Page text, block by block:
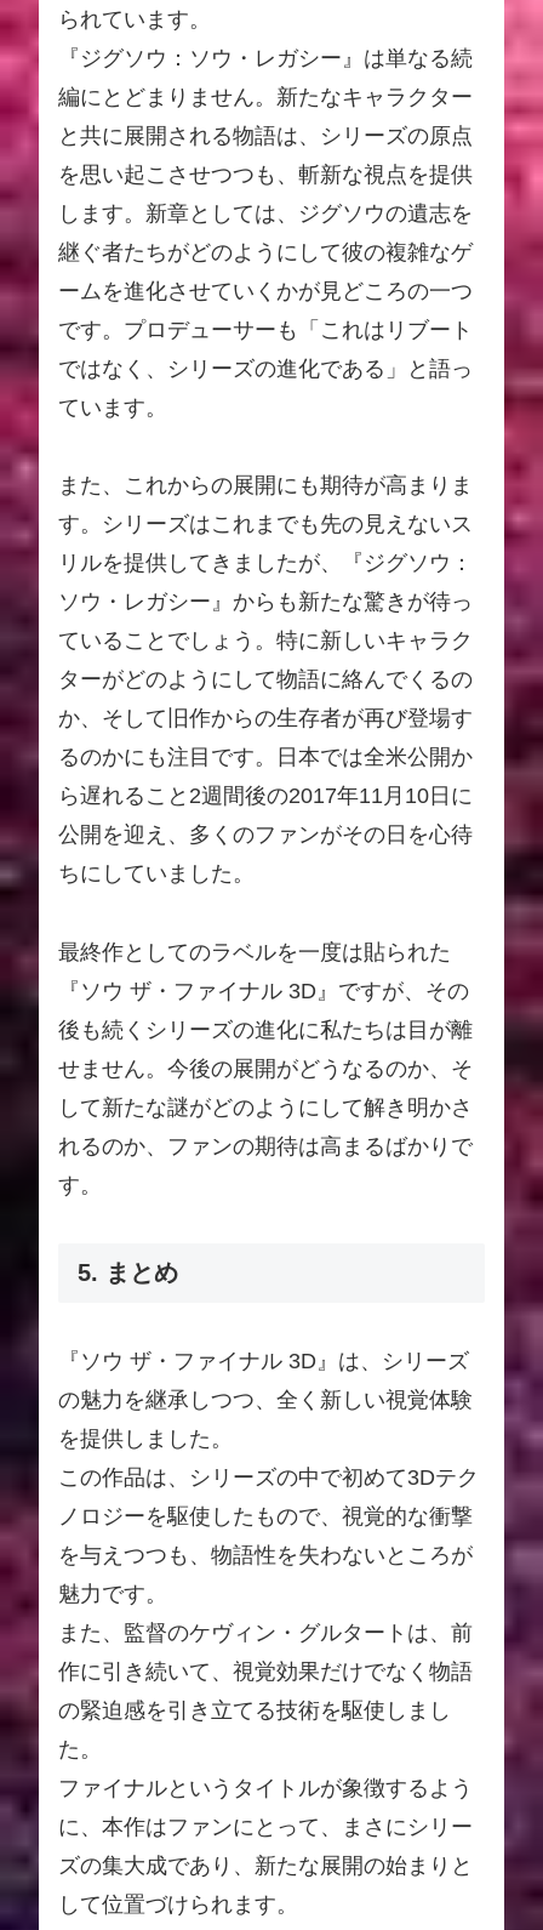
られています。
『ジグソウ：ソウ・レガシー』は単なる続
編にとどまりません。新たなキャラクター
と共に展開される物語は、シリーズの原点
を思い起こさせつつも、斬新な視点を提供
します。新章としては、ジグソウの遺志を
継ぐ者たちがどのようにして彼の複雑なゲ
ームを進化させていくかが見どころの一つ
です。プロデューサーも「これはリブート
ではなく、シリーズの進化である」と語っ
ています。
また、これからの展開にも期待が高まりま
す。シリーズはこれまでも先の見えないス
リルを提供してきましたが、『ジグソウ：
ソウ・レガシー』からも新たな驚きが待っ
ていることでしょう。特に新しいキャラク
ターがどのようにして物語に絡んでくるの
か、そして旧作からの生存者が再び登場す
るのかにも注目です。日本では全米公開か
ら遅れること2週間後の2017年11月10日に
公開を迎え、多くのファンがその日を心待
ちにしていました。
最終作としてのラベルを一度は貼られた
『ソウ ザ・ファイナル 3D』ですが、その
後も続くシリーズの進化に私たちは目が離
せません。今後の展開がどうなるのか、そ
して新たな謎がどのようにして解き明かさ
れるのか、ファンの期待は高まるばかりで
す。
5. まとめ
『ソウ ザ・ファイナル 3D』は、シリーズ
の魅力を継承しつつ、全く新しい視覚体験
を提供しました。
この作品は、シリーズの中で初めて3Dテク
ノロジーを駆使したもので、視覚的な衝撃
を与えつつも、物語性を失わないところが
魅力です。
また、監督のケヴィン・グルタートは、前
作に引き続いて、視覚効果だけでなく物語
の緊迫感を引き立てる技術を駆使しまし
た。
ファイナルというタイトルが象徴するよう
に、本作はファンにとって、まさにシリー
ズの集大成であり、新たな展開の始まりと
して位置づけられます。